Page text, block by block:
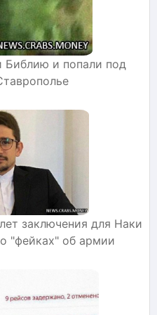
и попали под
заключения для Наки
"фейках" об армии